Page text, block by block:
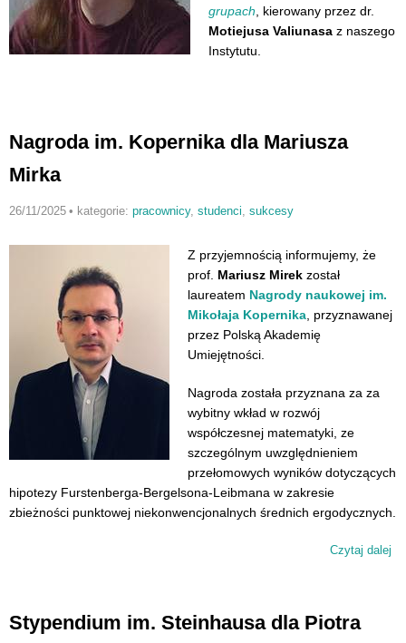
grupach, kierowany przez dr.
Motiejusa Valiunasa z naszego
Instytutu.
Nagroda im. Kopernika dla Mariusza
Mirka
26/11/2025 • kategorie: pracownicy, studenci, sukcesy
Z przyjemnością informujemy, że
prof. Mariusz Mirek został
laureatem Nagrody naukowej im.
Mikołaja Kopernika , przyznawanej
przez Polską Akademię
Umiejętności.
Nagroda została przyznana za za
wybitny wkład w rozwój
współczesnej matematyki, ze
szczególnym uwzględnieniem
przełomowych wyników dotyczących
hipotezy Furstenberga-Bergelsona-Leibmana w zakresie
zbieżności punktowej niekonwencjonalnych średnich ergodycznych.
Czytaj dalej
Stypendium im. Steinhausa dla Piotra